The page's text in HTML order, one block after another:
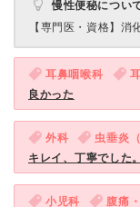
慢性便秘につい
【専門医・資格】 消
耳鼻咽喉科
良かった
外科 虫垂炎
キレイ、丁寧でした。
小児科 腹痛